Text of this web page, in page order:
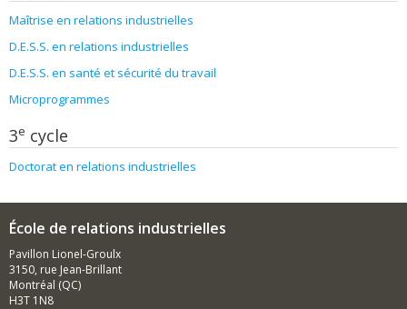
Maîtrise en relations industrielles
D.E.S.S. en relations industrielles
D.E.S.S. en santé et sécurité du travail
Microprogrammes
3e cycle
Doctorat en relations industrielles
École de relations industrielles
Pavillon Lionel-Groulx
3150, rue Jean-Brillant
Montréal (QC)
H3T 1N8